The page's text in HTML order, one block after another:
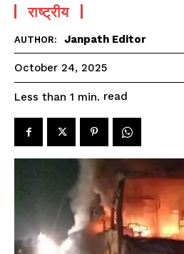
राष्ट्रीय
AUTHOR: Janpath Editor
October 24, 2025
Less than 1 min. read